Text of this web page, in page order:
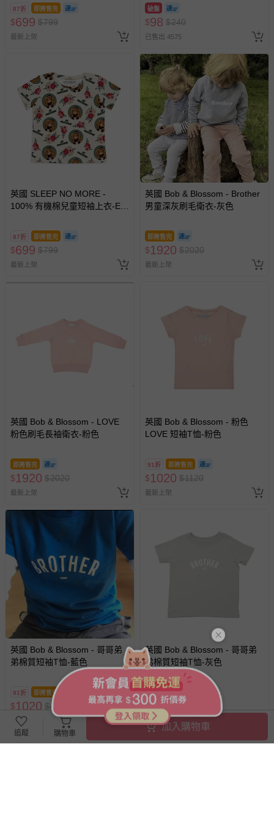
87折 即將售完
$699 $799
最新上架
破盤
$98 $240
已售出 4575
英國 SLEEP NO MORE -
100% 有機棉兒童短袖上衣-ET
87折 即將售完
$699 $799
最新上架
英國 Bob & Blossom - Brother
男童深灰刷毛衛衣-灰色
即將售完
$1920 $2020
最新上架
英國 Bob & Blossom - LOVE
粉色刷毛長袖衛衣-粉色
即將售完
$1920 $2020
最新上架
英國 Bob & Blossom - 粉色
LOVE 短袖T恤-粉色
91折 即將售完
$1020 $1120
最新上架
英國 Bob & Blossom - 哥哥弟
弟棉質短袖T恤-藍色
91折 即將售完
$1020 $1120
最新上架
英國 Bob & Blossom - 哥哥弟
弟棉質短袖T恤-灰色
91折 即將售完
$1020 $
最新上架
追蹤 購物車
加入購物車